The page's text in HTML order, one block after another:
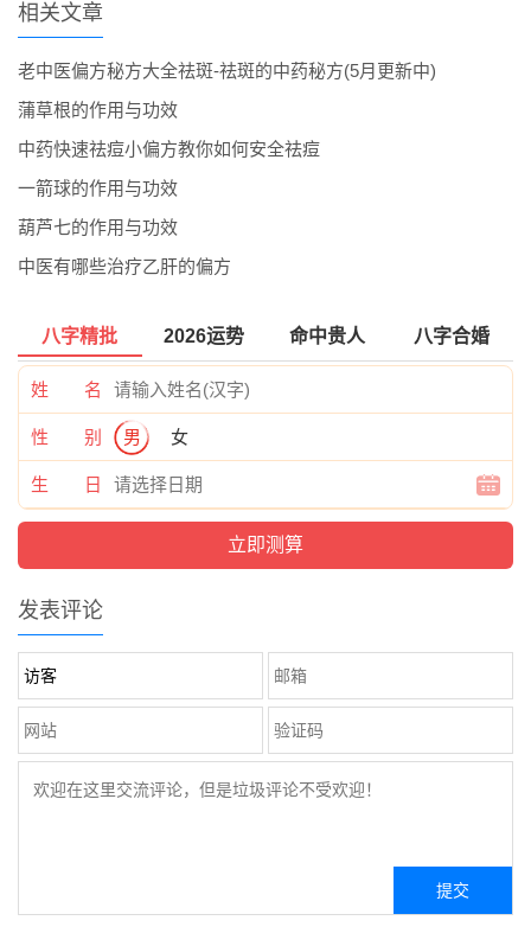
相关文章
老中医偏方秘方大全祛斑-祛斑的中药秘方(5月更新中)
蒲草根的作用与功效
中药快速祛痘小偏方教你如何安全祛痘
一箭球的作用与功效
葫芦七的作用与功效
中医有哪些治疗乙肝的偏方
八字精批 2026运势 命中贵人 八字合婚
姓 名
性 别 男 女
生 日
发表评论